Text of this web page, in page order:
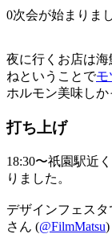
0次会が始まりま
夜に行くお店は
ねということでモ
ホルモン美味しか
打ち上げ
18:30〜祇園駅近
りました。
デザインフェスタ
さん (@FilmMatsu)